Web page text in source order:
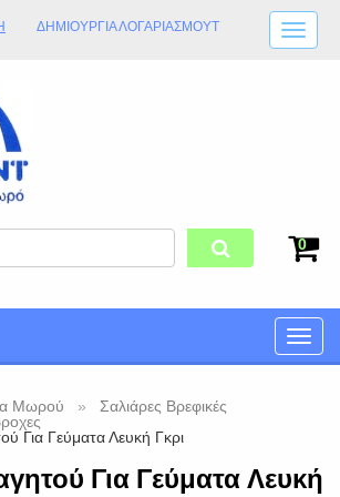
ΔΗΜΙΟΥΡΓΊΑ ΛΟΓΑΡΙΑΣΜΟΎT
ΩΡΆΡΙΟ ΚΑΤΑΣΤΉΜΑΤΟΣ
ΦΥΣΙΚΌ ΚΑΤΆΣΤΗΜΑ
0
Toggle
Μωρού
Σαλιάρες Βρεφικές
Για Γεύματα Λευκή Γκρι
Για Γεύματα Λευκή